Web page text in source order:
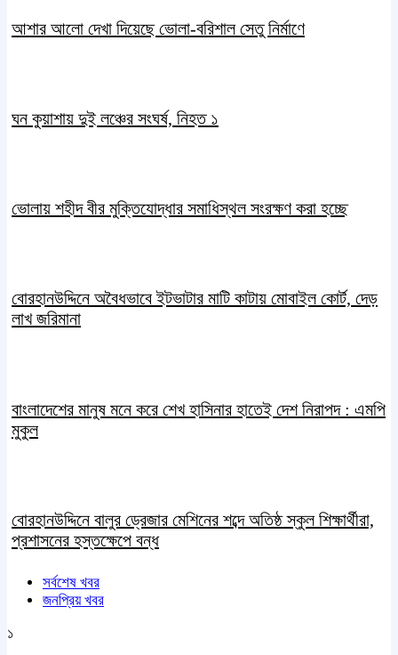
আশার আলো দেখা দিয়েছে ভোলা-বরিশাল সেতু নির্মাণে
ঘন কুয়াশায় দুই লঞ্চের সংঘর্ষ, নিহত ১
ভোলায় শহীদ বীর মুক্তিযোদ্ধার সমাধিস্থল সংরক্ষণ করা হচ্ছে
বোরহানউদ্দিনে অবৈধভাবে ইটভাটার মাটি কাটায় মোবাইল কোর্ট, দেড়
লাখ জরিমানা
বাংলাদেশের মানুষ মনে করে শেখ হাসিনার হাতেই দেশ নিরাপদ : এমপি
মুকুল
বোরহানউদ্দিনে বালুর ড্রেজার মেশিনের শব্দে অতিষ্ঠ স্কুল শিক্ষার্থীরা,
প্রশাসনের হস্তক্ষেপে বন্ধ
সর্বশেষ খবর
জনপ্রিয় খবর
১